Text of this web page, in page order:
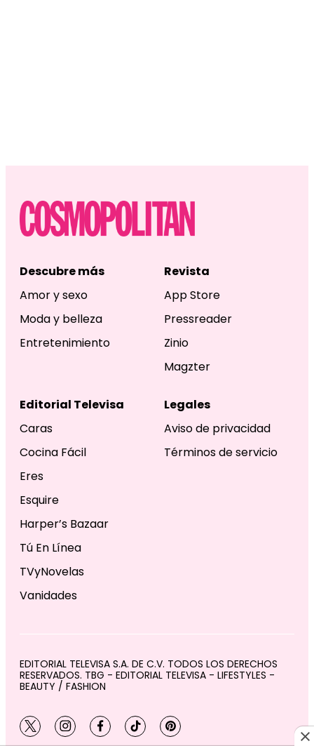
Descubre más
Amor y sexo
Moda y belleza
Entretenimiento
Revista
App Store
Pressreader
Zinio
Magzter
Editorial Televisa
Caras
Cocina Fácil
Eres
Esquire
Harper’s Bazaar
Tú En Línea
TVyNovelas
Vanidades
Legales
Aviso de privacidad
Términos de servicio
EDITORIAL TELEVISA S.A. DE C.V. TODOS LOS DERECHOS
RESERVADOS. TBG - EDITORIAL TELEVISA - LIFESTYLES -
BEAUTY / FASHION
twitterinstagram
facebooktiktokpinterest